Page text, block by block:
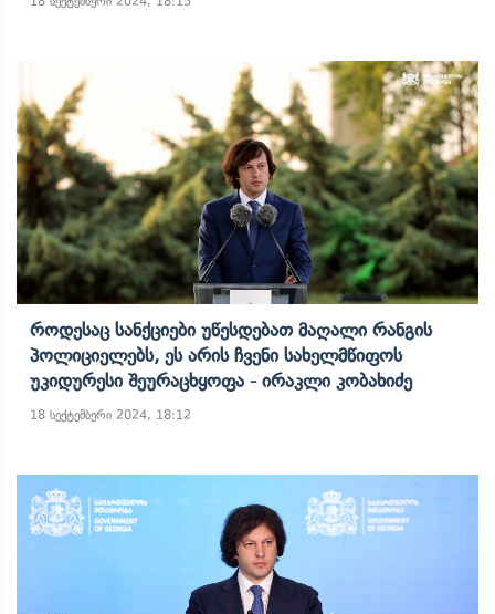
Როდესაც Სანქციები Უწესდებათ Მაღალი Რანგის
Პოლიციელებს, Ეს Არის Ჩვენი Სახელმწიფოს
Უკიდურესი Შეურაცხყოფა - Ირაკლი Კობახიძე
18 სექტემბერი 2024, 18:12